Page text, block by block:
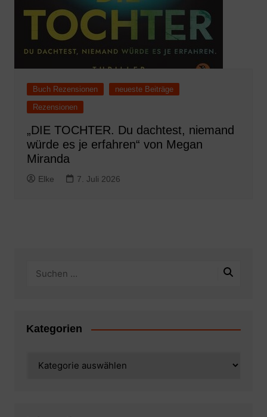
Buch Rezensionen
neueste Beiträge
Rezensionen
„DIE TOCHTER. Du dachtest, niemand
würde es je erfahren“ von Megan
Miranda
Elke 7. Juli 2026
Kategorien